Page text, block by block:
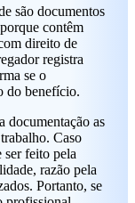
são documentos
contêm
direito de
registra
se o
do benefício.
documentação as
Caso
ser feito pela
razão pela
Portanto, se